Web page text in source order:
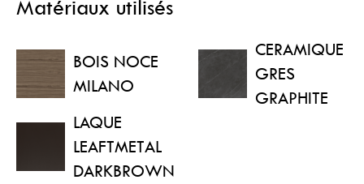
Matériaux utilisés
BOIS NOCE
MILANO
CERAMIQUE
GRES
GRAPHITE
LAQUE
LEAFTMETAL
DARKBROWN